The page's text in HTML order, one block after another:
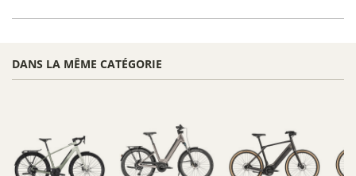
DANS LA MÊME CATÉGORIE